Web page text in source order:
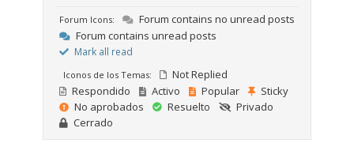
Forum Icons:
Forum contains no unread posts
Forum contains unread posts
Mark all read
Iconos de los Temas:
Not Replied
Respondido
Activo Popular
Sticky
No aprobados
Resuelto
Privado
Cerrado